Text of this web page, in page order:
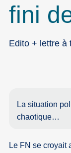
fini
Edito + lettre à
La situation
chaotique…
Le FN se croyait